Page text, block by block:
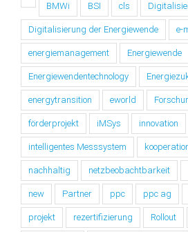
BMWi BSI cls
Digitalisierung der Energiewende e-
energiemanagement Energiewende
Energiewendentechnology
energytransition eworld
förderprojekt iMSys innovation
intelligentes Messsystem
nachhaltig netzbeobachtbarkeit
new Partner ppc ppc ag
projekt rezertifizierung Rollout